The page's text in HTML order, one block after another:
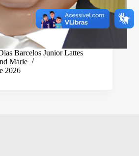
Barcelos Junior Lattes
Marie
2026